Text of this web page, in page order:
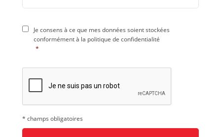
Je consens à ce que mes données soient stockées
conformément à la politique de confidentialité
*
* champs obligatoires